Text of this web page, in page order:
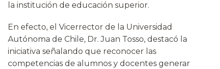
la institución de educación superior.
En efecto, el Vicerrector de la Universidad
Autónoma de Chile, Dr. Juan Tosso, destacó la
iniciativa señalando que reconocer las
competencias de alumnos y docentes generar